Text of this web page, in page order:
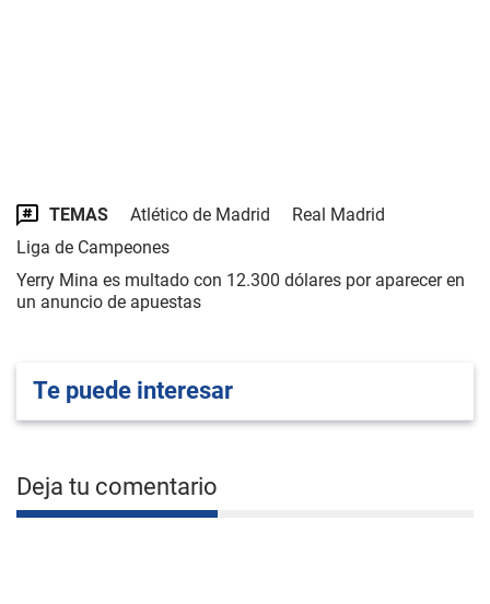
TEMAS Atlético de Madrid
Real Madrid
Liga de Campeones
Yerry Mina es multado con 12.300 dólares por aparecer en
un anuncio de apuestas
Te puede interesar
Deja tu comentario